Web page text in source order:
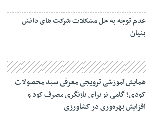
عدم توجه به حل مشکلات شرکت های دانش
بنیان
همایش آموزشی ترویجی معرفی سبد محصولات
کودی؛ گامی نو برای بازنگری مصرف کود و
افزایش بهره‌وری در کشاورزی